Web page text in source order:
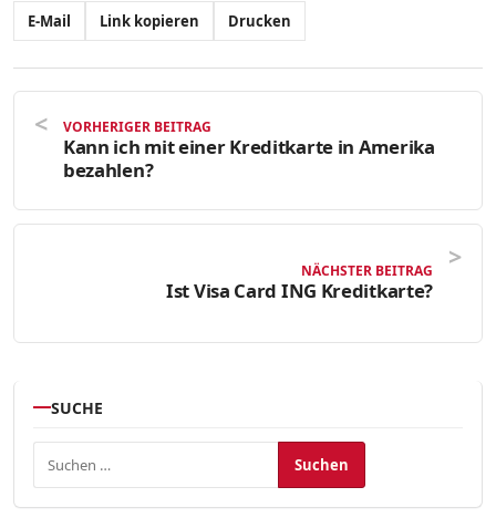
E-Mail Link kopieren Drucken
VORHERIGER BEITRAG
Kann ich mit einer Kreditkarte in Amerika
bezahlen?
NÄCHSTER BEITRAG
Ist Visa Card ING Kreditkarte?
SUCHE